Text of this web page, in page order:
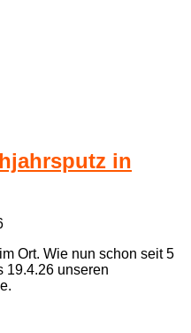
in
Ort. Wie nun schon seit 5
19.4.26 unseren